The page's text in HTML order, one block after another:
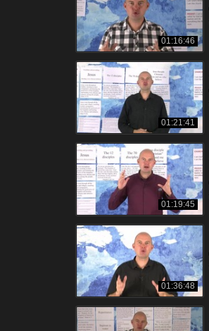
01:16:46
01:21:41
01:19:45
01:36:48